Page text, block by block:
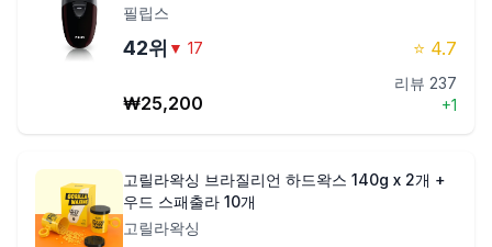
필립스
42위 ▼ 17 ⭐ 4.7
₩25,200
리뷰 237
+1
고릴라왁싱 브라질리언 하드왁스 140g x 2개 +
우드 스패출라 10개
고릴라왁싱